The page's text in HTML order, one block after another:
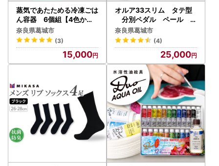
蒸気であたためる冷凍ごは
ん容器 6個組【4色から
好きなカラーを選べる】
ホワイト 【like092-1】
奈良県葛城市
(3)
15,000
オルア33スリム タテ型
分別ペダル ペール L
BD-14／ライクイット li
ke-it オシャレ ゴミ箱
日本製【like005A】
奈良県葛城市
(4)
25,000